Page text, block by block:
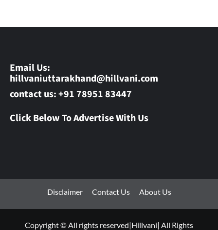
Email Us:
hillvaniuttarakhand@hillvani.com
contact us: +91 78951 83447
Click Below To Advertise With Us
Disclaimer Contact Us About Us
Copyright © All rights reserved|Hillvani| All Rights